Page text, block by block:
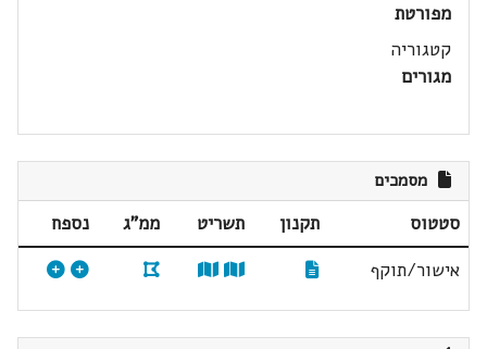
מפורטת
קטגוריה
מגורים
מסמכים
סטטוס תקנון תשריט ממ"ג
נספח
אישור/תוקף